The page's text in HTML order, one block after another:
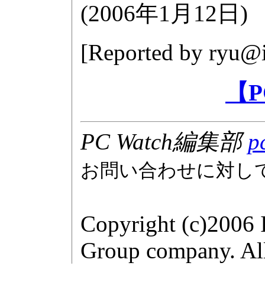
(2006年1月12日 )
[Reported by
PC Watch編集部
お問い合わせに対し
Copyright (c)2006
Group company.